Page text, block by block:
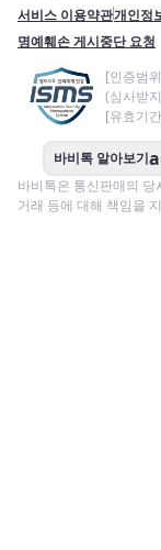
서비스 이용약관개인정
명예훼손 게시중단 요청
[인증범
(심사받
[유효기
바비톡 알아보기
바비톡은 통신판매의
거래 등에 대해 책임을